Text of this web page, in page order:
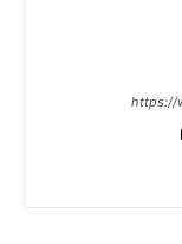
https://